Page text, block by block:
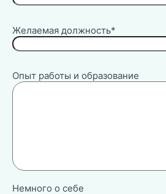
Желаемая должность*
Опыт работы и образование
Немного о себе